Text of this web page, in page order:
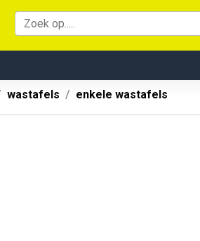
wastafels enkele wastafels